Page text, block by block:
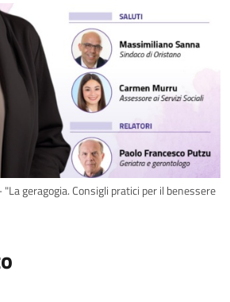
geragogia. Consigli pratici per il benessere